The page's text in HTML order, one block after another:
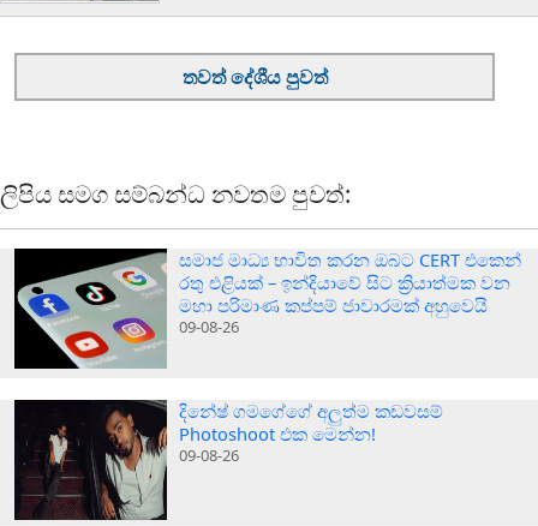
තවත් දේශීය පුවත්
ලිපිය සමග සම්බන්ධ නවතම පුවත්:
සමාජ මාධ්‍ය භාවිත කරන ඔබට CERT එකෙන්
රතු එළියක් – ඉන්දියාවේ සිට ක්‍රියාත්මක වන
මහා පරිමාණ කප්පම් ජාවාරමක් අහුවෙයි
09-08-26
දිනේෂ් ගමගේගේ අලුත්ම කඩවසම්
Photoshoot එක මෙන්න!
09-08-26